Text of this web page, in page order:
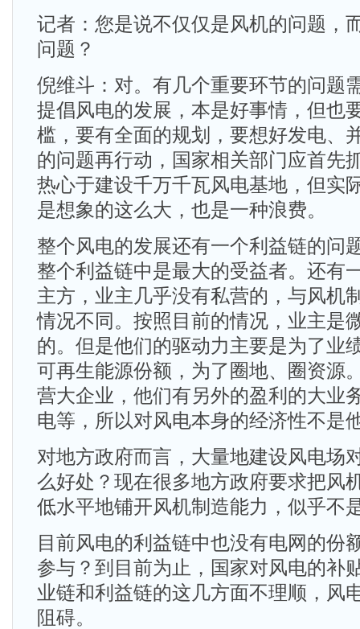
记者：您是说不仅仅是风机的问题，
问题？
倪维斗：对。有几个重要环节的问题
提倡风电的发展，本是好事情，但也
槛，要有全面的规划，要想好发电、
的问题再行动，国家相关部门应首先
热心于建设千万千瓦风电基地，但实
是想象的这么大，也是一种浪费。
整个风电的发展还有一个利益链的问
整个利益链中是最大的受益者。还有
主方，业主几乎没有私营的，与风机
情况不同。按照目前的情况，业主是
的。但是他们的驱动力主要是为了业
可再生能源份额，为了圈地、圈资源
营大企业，他们有另外的盈利的大业
电等，所以对风电本身的经济性不是
对地方政府而言，大量地建设风电场
么好处？现在很多地方政府要求把风
低水平地铺开风机制造能力，似乎不
目前风电的利益链中也没有电网的份
参与？到目前为止，国家对风电的补
业链和利益链的这几方面不理顺，风
阻碍。